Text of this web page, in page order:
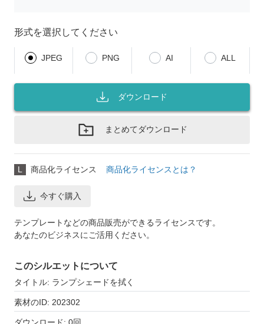
形式を選択してください
JPEG PNG AI ALL
ダウンロード
まとめてダウンロード
L 商品化ライセンス 商品化ライセンスとは？
今すぐ購入
テンプレートなどの商品販売ができるライセンスです。
あなたのビジネスにご活用ください。
このシルエットについて
タイトル: ランプシェードを拭く
素材のID: 202302